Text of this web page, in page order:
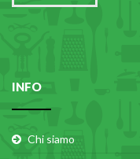
INFO
Chi siamo